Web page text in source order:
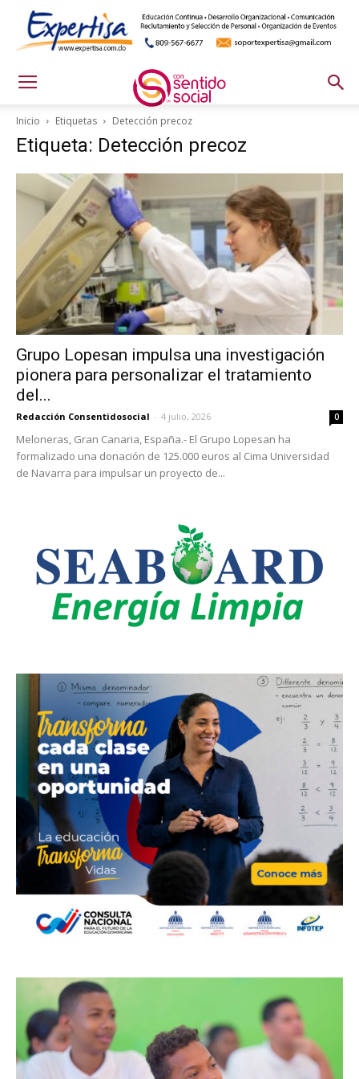
Inicio Etiquetas Detección precoz
Etiqueta: Detección precoz
Grupo Lopesan impulsa una investigación
pionera para personalizar el tratamiento
del...
Redacción Consentidosocial - 4 julio, 2026 0
Meloneras, Gran Canaria, España.- El Grupo Lopesan ha
formalizado una donación de 125.000 euros al Cima Universidad
de Navarra para impulsar un proyecto de...